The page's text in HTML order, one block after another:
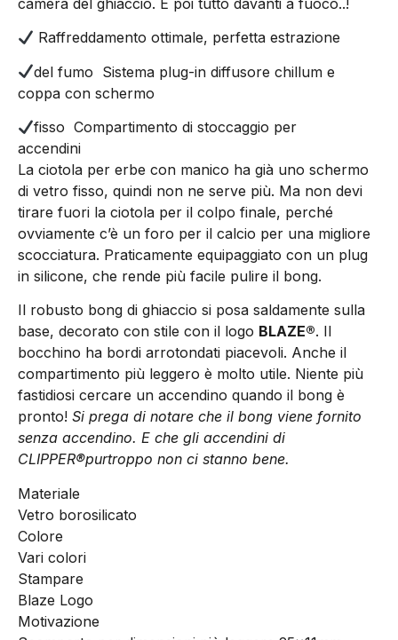
Raffreddamento ottimale, perfetta estrazione
del fumo Sistema plug-in diffusore chillum e
coppa con schermo
fisso Compartimento di stoccaggio per
accendini
La ciotola per erbe con manico ha già uno schermo
di vetro fisso, quindi non ne serve più. Ma non devi
tirare fuori la ciotola per il colpo finale, perché
ovviamente c’è un foro per il calcio per una migliore
scocciatura. Praticamente equipaggiato con un plug
in silicone, che rende più facile pulire il bong.
Il robusto bong di ghiaccio si posa saldamente sulla
base, decorato con stile con il logo BLAZE®. Il
bocchino ha bordi arrotondati piacevoli. Anche il
compartimento più leggero è molto utile. Niente più
fastidiosi cercare un accendino quando il bong è
pronto! Si prega di notare che il bong viene fornito
senza accendino. E che gli accendini di
CLIPPER®purtroppo non ci stanno bene.
Materiale
Vetro borosilicato
Colore
Vari colori
Stampare
Blaze Logo
Motivazione